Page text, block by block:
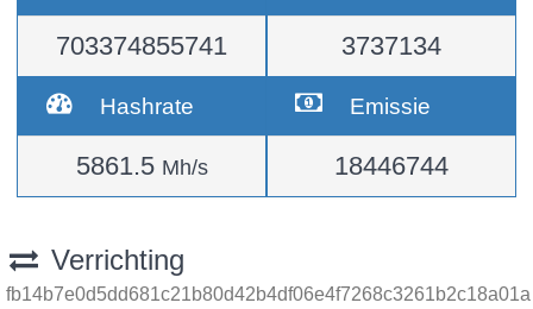
703374855741 3737134
Hashrate
5861.5 Mh/s
Emissie
18446744
Verrichting
fb14b7e0d5dd681c21b80d42b4df06e4f7268c3261b2c18a01a